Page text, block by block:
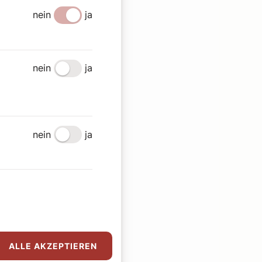
nein
ja
nein ja
nein
ja
ALLE AKZEPTIEREN